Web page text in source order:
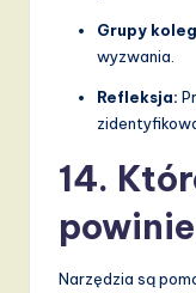
Grupy
wyzwania.
Refleksja:
14.
Narzędzia są